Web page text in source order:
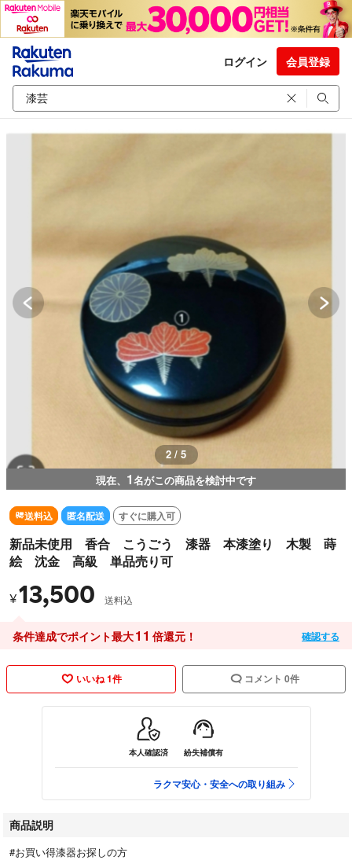
ログイン 会員登録
3 / 5
現在、 1名がこの商品を検討中です
送料込 匿名配送 すぐに購入可
新品未使用 香合 こうごう 漆器 本漆塗り 木製 蒔
絵 沈金 高級 単品売り可
¥13,500 送料込
条件達成でポイント最大11 倍還元！ 確認する
いいね 1件 コメント 0件
本人確認済 紛失補償有
ラクマ安心・安全への取り組み
商品説明
#お買い得漆器お探しの方